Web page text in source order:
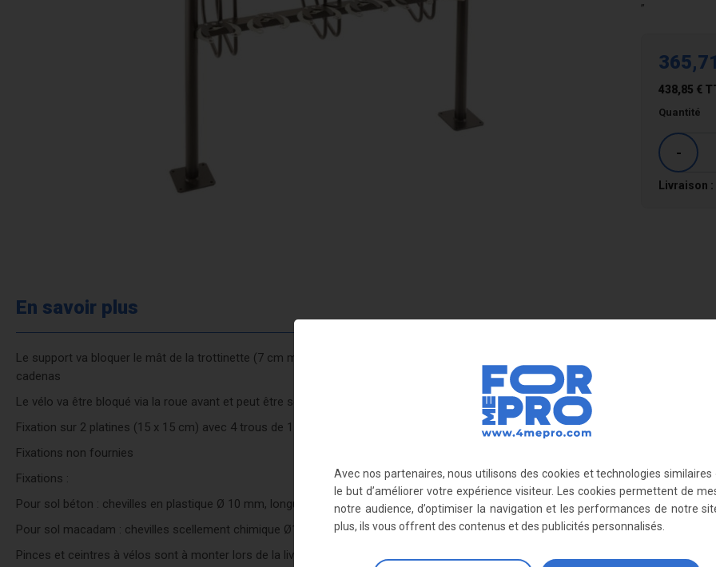
”
438,85 €
Quantité
-
Livraison
En savoir plus
Le support va bloquer le mât de la trottinette (7 cm max) via un système de pince qui peut être fermé via un
cadenas
Le vélo va être bloqué via la roue avant et peut être sécurisé avec un cadenas
Fixation sur 2 platines (15 x 15 cm) avec 4 trous de 11 mm
Fixations non fournies
Fixations :
Pour sol béton : chevilles en plastique Ø 10 mm, longueur mini 60 mm
Pour sol macadam : chevilles scellement chimique Ø10 mm max
Pinces et ceintres à vélos sont à monter lors de la livraison
Avec nos partenaires, nous utilisons des cookies et technologies similaires
le but d’améliorer votre expérience visiteur. Les cookies permettent de
notre audience, d’optimiser la navigation et les performances de notre
plus, ils vous offrent des contenus et des publicités personnalisés.